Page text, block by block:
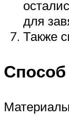
для
Также
Способ